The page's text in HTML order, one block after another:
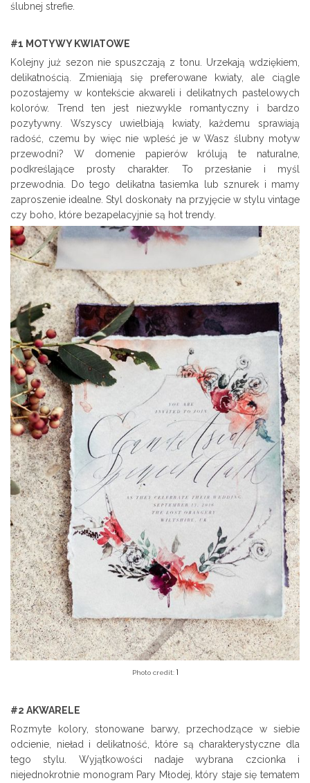
ślubnej strefie.
#1 MOTYWY KWIATOWE
Kolejny już sezon nie spuszczają z tonu. Urzekają wdziękiem,
delikatnością. Zmieniają się preferowane kwiaty, ale ciągle
pozostajemy w kontekście akwareli i delikatnych pastelowych
kolorów. Trend ten jest niezwykle romantyczny i bardzo
pozytywny. Wszyscy uwielbiają kwiaty, każdemu sprawiają
radość, czemu by więc nie wpleść je w Wasz ślubny motyw
przewodni? W domenie papierów królują te naturalne,
podkreślające prosty charakter. To przesłanie i myśl
przewodnia. Do tego delikatna tasiemka lub sznurek i mamy
zaproszenie idealne. Styl doskonały na przyjęcie w stylu vintage
czy boho, które bezapelacyjnie są hot trendy.
Photo credit: 1
#2 AKWARELE
Rozmyte kolory, stonowane barwy, przechodzące w siebie
odcienie, nieład i delikatność, które są charakterystyczne dla
tego stylu. Wyjątkowości nadaje wybrana czcionka i
niejednokrotnie monogram Pary Młodej, który staje się tematem